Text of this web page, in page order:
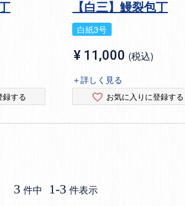
録する
【白三】鰻裂包丁
白紙3号
¥ 11,000 税込
＋詳しく見る
お気に入りに登録する
3 件中 1-3 件表示